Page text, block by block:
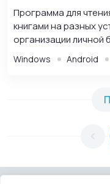
Программа для
книгами на разных
организации личной
Windows Android